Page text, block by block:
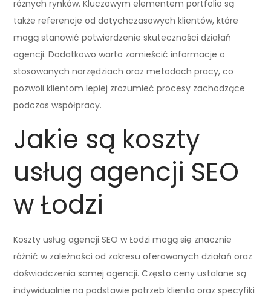
różnych rynków. Kluczowym elementem portfolio są
także referencje od dotychczasowych klientów, które
mogą stanowić potwierdzenie skuteczności działań
agencji. Dodatkowo warto zamieścić informacje o
stosowanych narzędziach oraz metodach pracy, co
pozwoli klientom lepiej zrozumieć procesy zachodzące
podczas współpracy.
Jakie są koszty
usług agencji SEO
w Łodzi
Koszty usług agencji SEO w Łodzi mogą się znacznie
różnić w zależności od zakresu oferowanych działań oraz
doświadczenia samej agencji. Często ceny ustalane są
indywidualnie na podstawie potrzeb klienta oraz specyfiki